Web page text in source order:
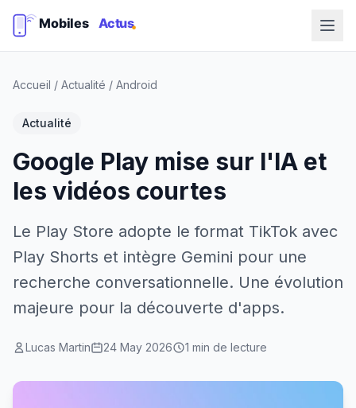
Accueil / Actualité / Android
Actualité
Google Play mise sur l'IA et
les vidéos courtes
Le Play Store adopte le format TikTok avec
Play Shorts et intègre Gemini pour une
recherche conversationnelle. Une évolution
majeure pour la découverte d'apps.
Lucas Martin 24 May 2026 1 min de lecture